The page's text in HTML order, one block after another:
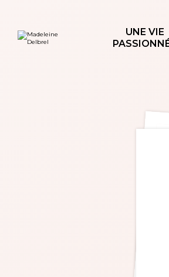
UNE VIE